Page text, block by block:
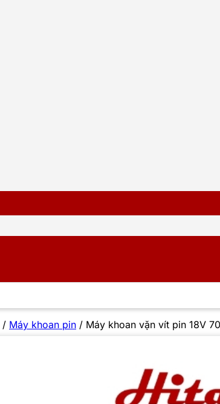
/ Máy khoan pin / Máy khoan vặn vít pin 18V